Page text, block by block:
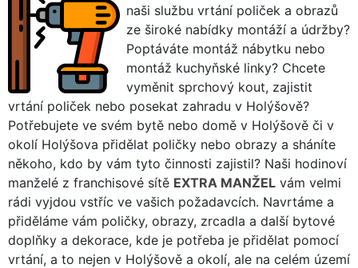
naši službu vrtání poliček a obrazů
ze široké nabídky montáží a údržby?
Poptáváte montáž nábytku nebo
montáž kuchyňské linky? Chcete
vyměnit sprchový kout, zajistit
vrtání poliček nebo posekat zahradu v Holýšově?
Potřebujete ve svém bytě nebo domě v Holýšově či v
okolí Holýšova přidělat poličky nebo obrazy a sháníte
někoho, kdo by vám tyto činnosti zajistil? Naši hodinoví
manželé z franchisové sítě EXTRA MANŽEL vám velmi
rádi vyjdou vstříc ve vašich požadavcích. Navrtáme a
přiděláme vám poličky, obrazy, zrcadla a další bytové
doplňky a dekorace, kde je potřeba je přidělat pomocí
vrtání, a to nejen v Holýšově a okolí, ale na celém území